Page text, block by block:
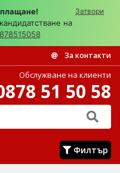
на
Затвори
За контакти
Обслужване на клиенти
51 50 58
Филтър